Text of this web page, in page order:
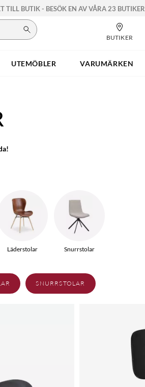
TILL BUTIK - BESÖK EN AV VÅRA 23 BUTIKER
BUTIKER
UTEMÖBLER VARUMÄRKEN
Läderstolar Snurrstolar
SNURRSTOLAR